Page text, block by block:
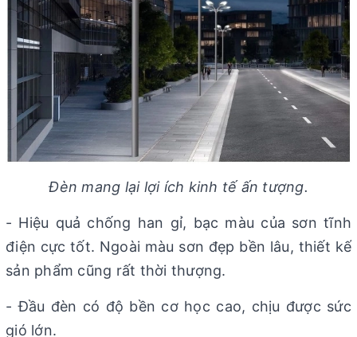
Đèn mang lại lợi ích kinh tế ấn tượng.
- Hiệu quả chống han gỉ, bạc màu của sơn tĩnh
điện cực tốt. Ngoài màu sơn đẹp bền lâu, thiết kế
sản phẩm cũng rất thời thượng.
- Đầu đèn có độ bền cơ học cao, chịu được sức
gió lớn.